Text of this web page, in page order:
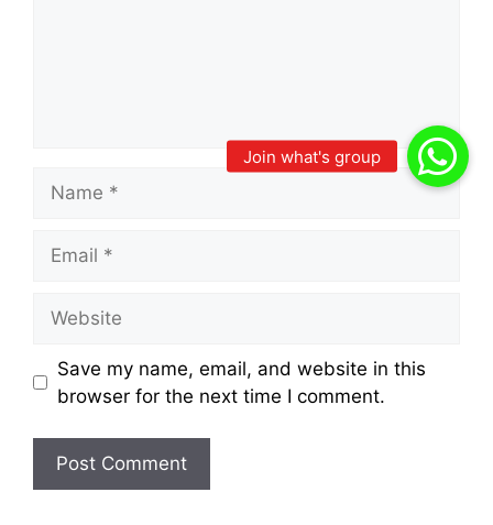
Save my name, email, and website in this
browser for the next time I comment.